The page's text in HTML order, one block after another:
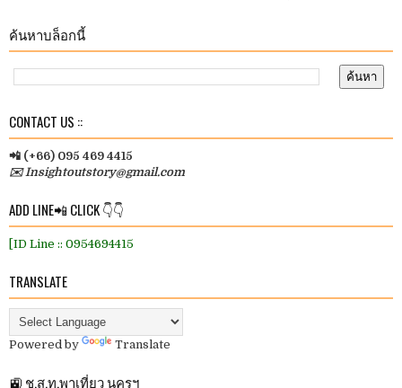
ค้นหาบล็อกนี้
CONTACT US ::
📲 (+66) 095 469 4415
✉️ Insightoutstory@gmail.com
ADD LINE📲 CLICK 👇👇
[ID Line :: 0954694415
TRANSLATE
Powered by Translate
🚉 ช.ส.ท.พาเที่ยว นครฯ